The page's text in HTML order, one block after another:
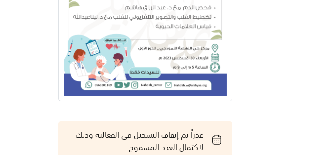
عذراً تم إيقاف التسجيل في الفعالية وذلك
لاكتمال العدد المسموح